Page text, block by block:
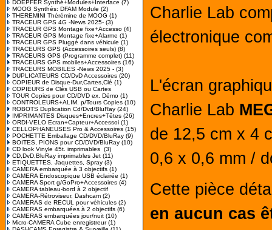
DOEPFER Synthé+Modules+Interface (7)
MOOG Synthés: DFAM Module (2)
THEREMINI Thérémine de MOOG (1)
TRACEUR GPS 4G -News 2025- (3)
TRACEUR GPS Montage fixe+Accesso (4)
TRACEUR GPS Montage fixe+Alarme (1)
TRACEUR GPS Pluggé dans véhicule (1)
TRACEURS GPS (Accessoires seuls) (8)
TRACEURS GPS (Programme complet) (11)
TRACEURS GPS mobiles+Accessoires (16)
TRACEURS MOBILES -News 2025 - (3)
DUPLICATEURS CD/DvD Accessoires (20)
COPIEUR de Disque-Dur,Cartes,Clé (1)
COPIEURS de Clés USB ou Cartes
TOUR Copies pour CD/DVD ex. Démo (1)
CONTROLEURS+ALIM. p/Tours Copies (10)
ROBOTS Duplication Cd/Dvd/BluRay (24)
IMPRIMANTES Disques+Encres+Têtes (26)
ORDI-VELO Ecran+Capteur+Accessoi (1)
CELLOPHANEUSES Pro & Accessoires (15)
POCHETTE Emballage CD/DVD/BluRay (9)
BOITES, PIONS pour CD/DVD/BluRay (10)
CD look Vinyle 45t. imprimables (3)
CD,DvD,BluRay imprimables Jet (11)
ETIQUETTES, Jaquettes, Spray (3)
CAMERA embarquée à 3 objectifs (1)
CAMERA Endoscopique USB éclairée (1)
CAMERA Sport g/GoPro+Accessoires (4)
CAMERA tableau-bord à 2 objectif
CAMERA-Rétroviseur, Dashcam (2)
CAMERAS de RECUL pour véhicules (2)
CAMERAS embarquées à 2 objectifs (6)
CAMERAS embarquées jour/nuit (10)
Micro-CAMERA Cube enregistreur(1)
Charlie Lab
électronique
L'écran
Charlie Lab
de 12,5 cm x 4
0,6 x 0,6 mm /
Cette pièce
en aucun cas